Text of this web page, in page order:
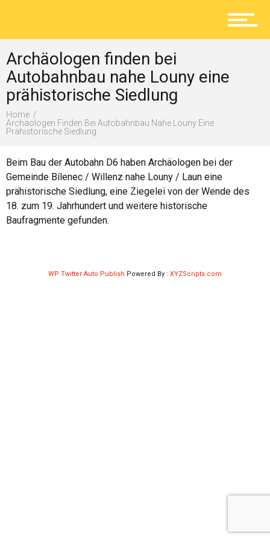
Lokal
Ratgeber
Service
Kolumne
Archäologen finden bei
Autobahnbau nahe Louny eine
prähistorische Siedlung
Home
Archäologen Finden Bei Autobahnbau Nahe Louny Eine
Prähistorische Siedlung
Beim Bau der Autobahn D6 haben Archäologen bei der
Gemeinde Bílenec / Willenz nahe Louny / Laun eine
prähistorische Siedlung, eine Ziegelei von der Wende des
18. zum 19. Jahrhundert und weitere historische
Baufragmente gefunden.
WP Twitter Auto Publish Powered By : XYZScripts.com